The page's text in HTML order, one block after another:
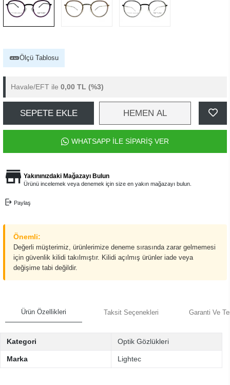
Ölçü Tablosu
Havale/EFT ile 0,00 TL (%3)
SEPETE EKLE HEMEN AL
WHATSAPP İLE SİPARİŞ VER
Yakınınızdaki Mağazayı Bulun
Ürünü incelemek veya denemek için size en yakın mağazayı bulun.
Paylaş
Önemli:
Değerli müşterimiz, ürünlerimize deneme sırasında zarar gelmemesi
için güvenlik kilidi takılmıştır. Kilidi açılmış ürünler iade veya
değişime tabi değildir.
Ürün Özellikleri Taksit Seçenekleri Garanti Ve
Kategori Optik Gözlükleri
Marka Lightec